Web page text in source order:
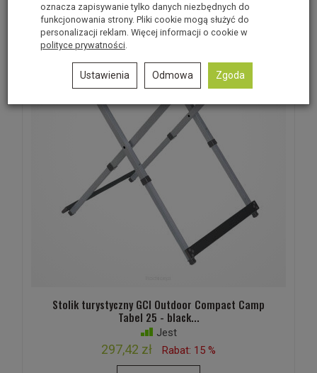
Stolik turystyczny GCI Outdoor Compact Camp
Tabel 25 - black...
Jest
297,42 zł Rabat: 15 %
oznacza zapisywanie tylko danych niezbędnych do
funkcjonowania strony. Pliki cookie mogą służyć do
personalizacji reklam. Więcej informacji o cookie w
polityce prywatności
Ustawienia Odmowa Zgoda